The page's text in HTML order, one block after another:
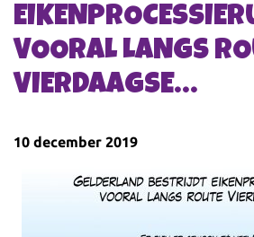
VOORAL LANGS
VIERDAAGSE…
10 december 2019